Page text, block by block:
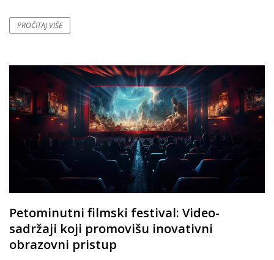
PROČITAJ VIŠE
Petominutni filmski festival: Video-
sadržaji koji promovišu inovativni
obrazovni pristup